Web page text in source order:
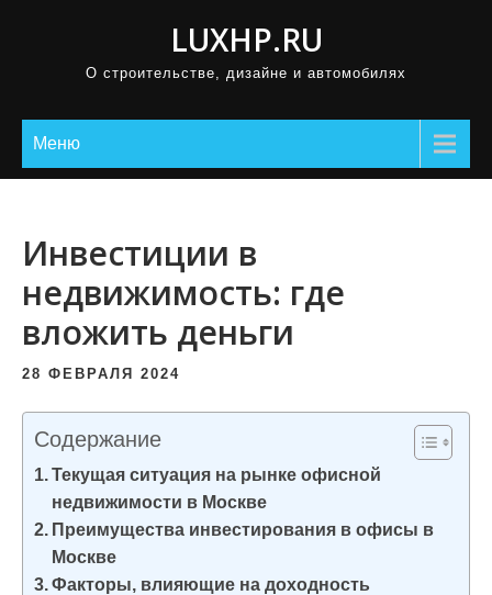
LUXHP.RU
О строительстве, дизайне и автомобилях
Меню
Инвестиции в
недвижимость: где
вложить деньги
28 ФЕВРАЛЯ 2024
Содержание
Текущая ситуация на рынке офисной
недвижимости в Москве
Преимущества инвестирования в офисы в
Москве
Факторы, влияющие на доходность